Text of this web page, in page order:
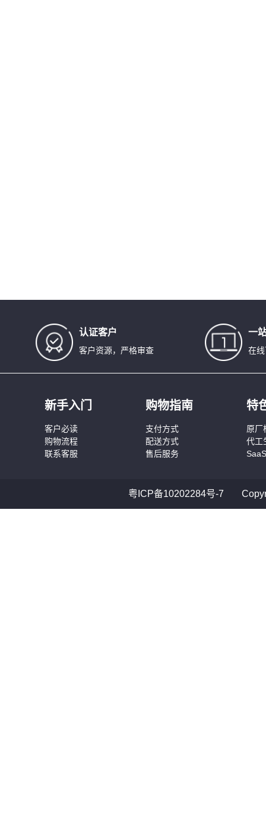
认证客户
客户资源，严格审查
一
在
新手入门
客户必读
购物流程
联系客服
购物指南
支付方式
配送方式
售后服务
特
原厂
代工
粤ICP备10202284号-7